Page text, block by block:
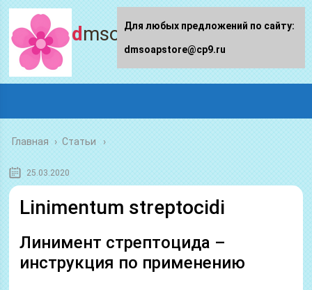
dmsoapstore.ru
Главная › Статьи
25.03.2020
Linimentum streptocidi
Линимент стрептоцида –
инструкция по применению
Для любых предложений по сайту:
dmsoapstore@cp9.ru